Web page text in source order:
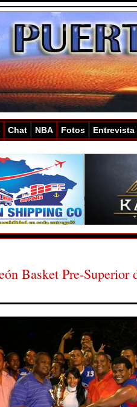
Chat NBA Fotos Entrevista
Basket Pre-Superior